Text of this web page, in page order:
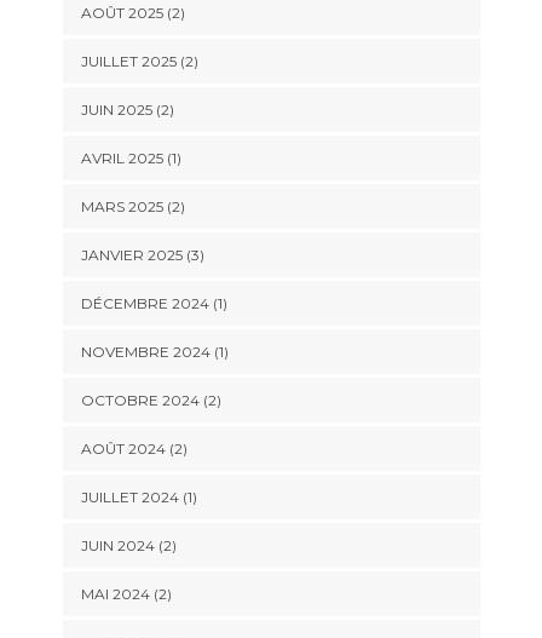
AOÛT 2025(2)
JUILLET 2025(2)
JUIN 2025(2)
AVRIL 2025(1)
MARS 2025(2)
JANVIER 2025(3)
DÉCEMBRE 2024(1)
NOVEMBRE 2024(1)
OCTOBRE 2024(2)
AOÛT 2024(2)
JUILLET 2024(1)
JUIN 2024(2)
MAI 2024(2)